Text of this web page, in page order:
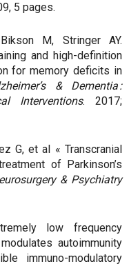
5 pages.
M, Stringer AY.
and high-definition
for memory deficits in
& Dementia :
Interventions. 2017;
G, et al « Transcranial
of Parkinson’s
& Psychiatry
low frequency
autoimmunity
immuno-modulatory